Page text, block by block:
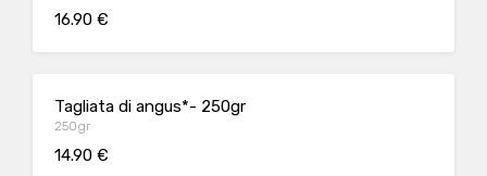
16.90 €
Tagliata di angus*- 250gr
250gr
14.90 €